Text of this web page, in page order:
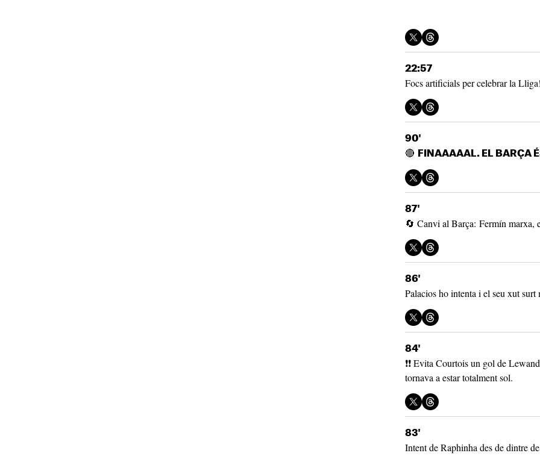
22:57
Focs artificials per celebrar la
90'
🔴 FINAAAAAL. EL BARÇA
87'
🔄 Canvi al Barça: Fermín marxa,
86'
Palacios ho intenta i el seu xut surt
84'
❗❗ Evita Courtois un gol de
tornava a estar totalment sol.
83'
Intent de Raphinha des de dintre